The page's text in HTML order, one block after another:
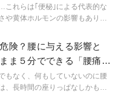
これらは｢便秘｣による代表的な
や黄体ホルモンの影響もあり、
いと、気分もスッキリしませ
れてスッキリすると気持ちもス
日過ごすために、便秘改善と便
の気を付けたいポイントや、便
ズをご紹介します。
険？腰に与える影響と
ま５分でできる「腰痛予
もなく、何もしていないのに腰
、長時間の座りっぱなしかもし